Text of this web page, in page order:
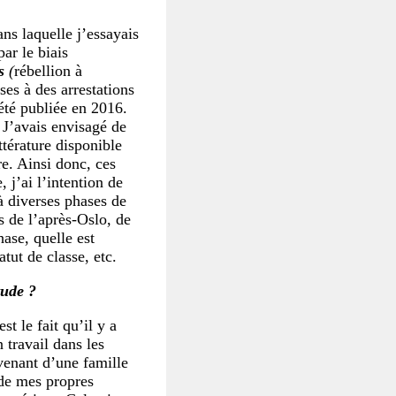
laquelle j’essayais
le biais
(rébellion à
à des arrestations
publiée en 2016.
envisagé de
disponible
Ainsi donc, ces
j’ai l’intention de
diverses phases de
de l’après-Oslo, de
quelle est
de classe, etc.
?
le fait qu’il y a
travail dans les
d’une famille
mes propres